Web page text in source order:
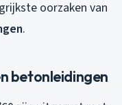
oorzaken van
.
betonleidingen